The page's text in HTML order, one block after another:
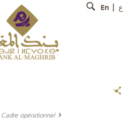
En ع
Cadre opérationnel